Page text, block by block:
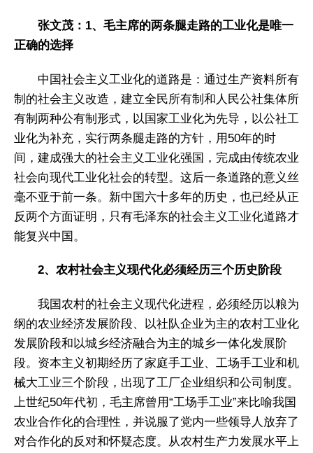
张文茂：1、毛主席的两条腿走路的工业化是唯一
正确的选择
中国社会主义工业化的道路是：通过生产资料所有
制的社会主义改造，建立全民所有制和人民公社集体所
有制两种公有制形式，以国家工业化为先导，以公社工
业化为补充，实行两条腿走路的方针，用50年的时
间，建成强大的社会主义工业化强国，完成由传统农业
社会向现代工业化社会的转型。这后一条道路的意义丝
毫不亚于前一条。新中国六十多年的历史，也已经从正
反两个方面证明，只有毛泽东的社会主义工业化道路才
能复兴中国。
2、农村社会主义现代化必须经历三个历史阶段
我国农村的社会主义现代化进程，必须经历以粮为
纲的农业经济发展阶段、以社队企业为主的农村工业化
发展阶段和以城乡经济融合为主的城乡一体化发展阶
段。资本主义初期经历了家庭手工业、工场手工业和机
械大工业三个阶段，出现了工厂企业组织和公司制度。
上世纪50年代初，毛主席曾用“工场手工业”来比喻我国
农业合作化的合理性，并说服了党内一些领导人放弃了
对合作化的反对和怀疑态度。从农村生产力发展水平上